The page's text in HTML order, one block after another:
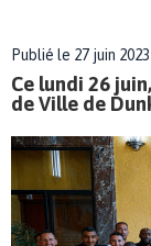
Publié le 27 juin 2023
Ce lundi 26
de Ville de